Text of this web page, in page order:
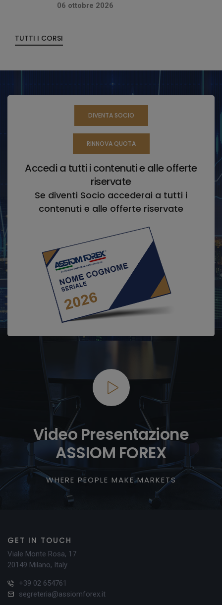
06 ottobre 2026
TUTTI I CORSI
DIVENTA SOCIO
RINNOVA QUOTA
Accedi a tutti i contenuti e alle offerte
riservate
Se diventi Socio accederai a tutti i
contenuti e alle offerte riservate
Video Presentazione
ASSIOM FOREX
WHERE PEOPLE MAKE MARKETS
GET IN TOUCH
Viale Monte Rosa, 17
20149 Milano, Italy
+39 02 654761
segreteria@assiomforex.it